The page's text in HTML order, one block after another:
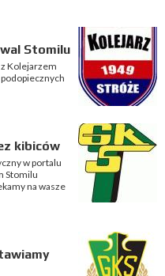
Stomilu
Kolejarzem
kibiców
w portalu
Stomilu
na wasze